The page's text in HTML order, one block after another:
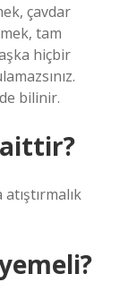
çavdar
tam
hiçbir
bilinir.